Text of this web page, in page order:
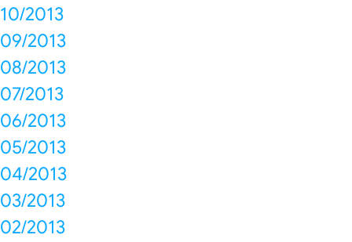
10/2013
09/2013
08/2013
07/2013
06/2013
05/2013
04/2013
03/2013
02/2013